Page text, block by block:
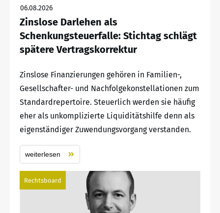
06.08.2026
Zinslose Darlehen als
Schenkungsteuerfalle: Stichtag schlägt
spätere Vertragskorrektur
Zinslose Finanzierungen gehören in Familien-,
Gesellschafter- und Nachfolgekonstellationen zum
Standardrepertoire. Steuerlich werden sie häufig
eher als unkomplizierte Liquiditätshilfe denn als
eigenständiger Zuwendungsvorgang verstanden.
weiterlesen
Rechtsboard